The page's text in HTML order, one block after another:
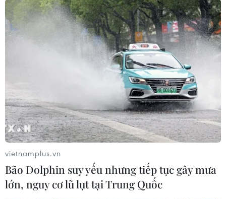
nghiêm, triệt để theo quy định của pháp luật./.
Khởi tố vụ sản xuất, buôn
bán hàng giả là thực phẩm
liên quan Công ty Z
Cơ quan Cảnh sát điều tra Bộ Công an đang tiếp
tục điều tra mở rộng vụ án, làm rõ sai phạm của
các bị can và cá nhân, cơ quan, tổ chức có liên
quan để xử lý nghiêm theo quy định của pháp
luật.
(TTXVN/Vietnam+)
vietnamplus.vn
Bão Dolphin suy yếu nhưng tiếp tục gây mưa
lớn, nguy cơ lũ lụt tại Trung Quốc